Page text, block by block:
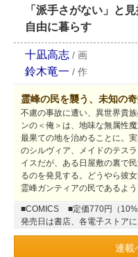
「派手さがない」と
自由に暮らす
十凪高志 / 画
鈴木竜一 / 作
霊峰の民を襲う、未知の
不慮の事故に遭い、異世界貴
ンの＜俺＞は、地味な無属性
最果ての地を治めることに。
のシルヴィア、メイドのテス
イスだが、ある日屋敷の裏で
るのを発見する。どうやら彼
霊峰ガンティアの民であるよ
■COMICS ■定価770円（10%
発売日は書店、各電子ストアに
連載